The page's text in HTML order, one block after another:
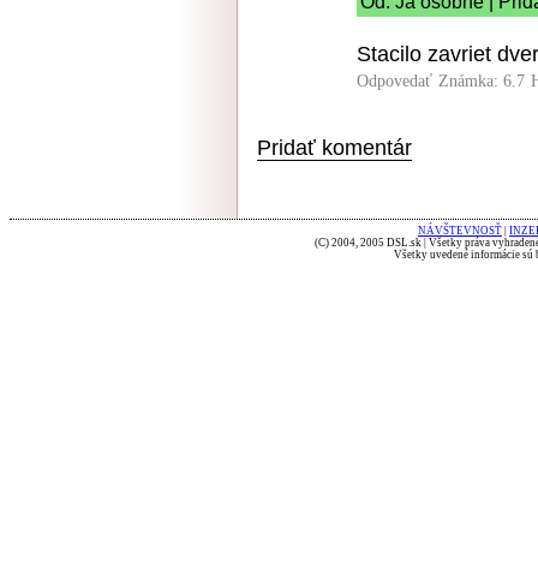
Stacilo zavriet
Odpovedať Známka: 6.7
Pridať komentár
NÁVŠTEVNOSŤ
(C) 2004, 2005 DSL.sk | Všetky práva
Všetky uvedené informácie sú